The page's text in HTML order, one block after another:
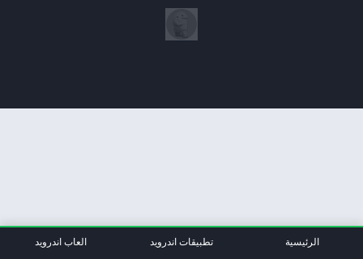
الرئيسية تطبيقات اندرويد العاب اندرويد